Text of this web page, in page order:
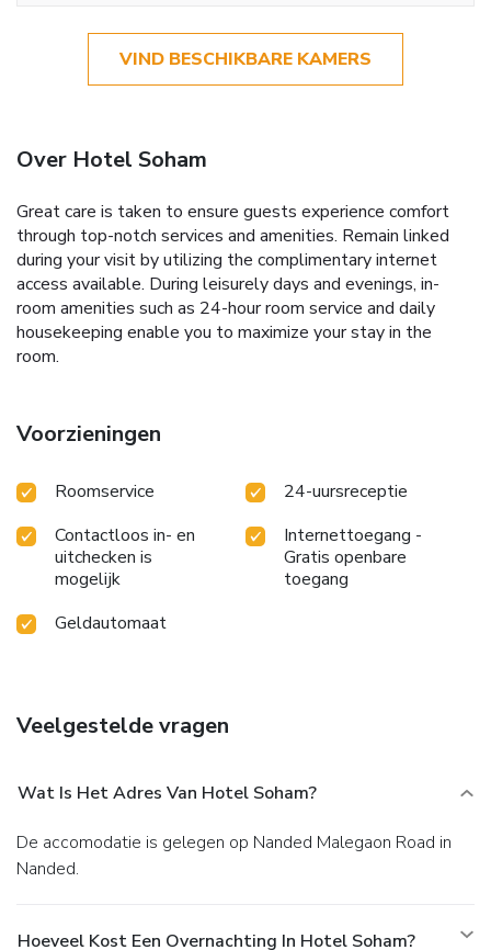
VIND BESCHIKBARE KAMERS
Over Hotel Soham
Great care is taken to ensure guests experience comfort
through top-notch services and amenities. Remain linked
during your visit by utilizing the complimentary internet
access available. During leisurely days and evenings, in-
room amenities such as 24-hour room service and daily
housekeeping enable you to maximize your stay in the
room.
Voorzieningen
Roomservice
24-uursreceptie
Contactloos in- en
uitchecken is
mogelijk
Internettoegang -
Gratis openbare
toegang
Geldautomaat
Veelgestelde vragen
Wat Is Het Adres Van Hotel Soham?
De accomodatie is gelegen op Nanded Malegaon Road in
Nanded.
Hoeveel Kost Een Overnachting In Hotel Soham?